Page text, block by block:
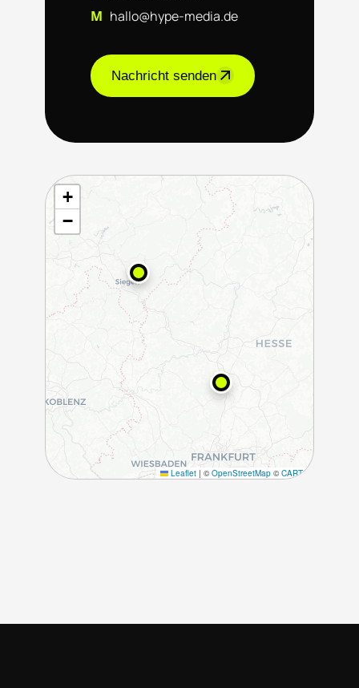
M hallo@hype-media.de
Nachricht senden
+
−
Leaflet | ©OpenStreetMap ©CARTO